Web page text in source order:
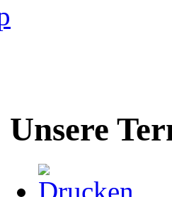
Unsere